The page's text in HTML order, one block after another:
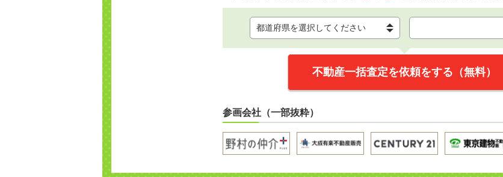
不動産一括査定を依頼をする（無料）
参画会社（一部抜粋）